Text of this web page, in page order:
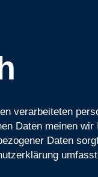
verarbeiteten
Daten meinen
Daten